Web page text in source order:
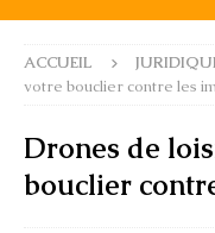
ACCUEIL
votre bouclier contre les
Drones de
bouclier